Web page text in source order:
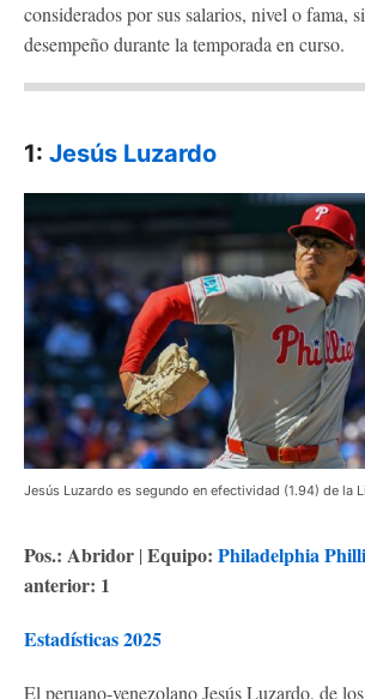
considerados por sus salarios, nivel o fama,
desempeño durante la temporada en curso.
1: Jesús Luzardo
Jesús Luzardo es segundo en efectividad (1.94) de la
Pos.: Abridor | Equipo: Philadelphia
anterior: 1
Estadísticas 2025
El peruano-venezolano Jesús Luzardo, de